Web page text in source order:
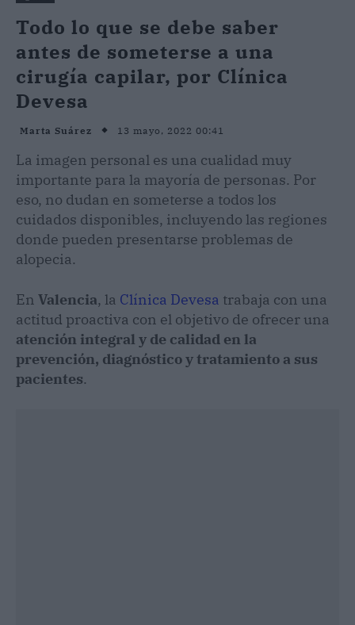
Todo lo que se debe saber
antes de someterse a una
cirugía capilar, por Clínica
Devesa
Marta Suárez 13 mayo, 2022 00:41
La imagen personal es una cualidad muy
importante para la mayoría de personas. Por
eso, no dudan en someterse a todos los
cuidados disponibles, incluyendo las regiones
donde pueden presentarse problemas de
alopecia.
En Valencia, la Clínica Devesa trabaja con una
actitud proactiva con el objetivo de ofrecer una
atención integral y de calidad en la
prevención, diagnóstico y tratamiento a sus
pacientes.